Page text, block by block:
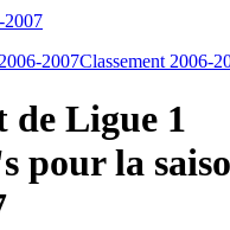
2007
2007Classement 2006-
de Ligue 1
pour la